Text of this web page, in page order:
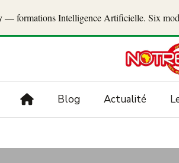
— formations Intelligence Artificielle. Six
Blog Actualité